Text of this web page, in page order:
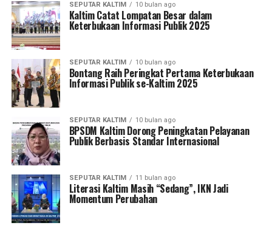
SEPUTAR KALTIM 10 bulan ago
Kaltim Catat Lompatan Besar dalam
Keterbukaan Informasi Publik 2025
SEPUTAR KALTIM 10 bulan ago
Bontang Raih Peringkat Pertama Keterbukaan
Informasi Publik se-Kaltim 2025
SEPUTAR KALTIM 10 bulan ago
BPSDM Kaltim Dorong Peningkatan Pelayanan
Publik Berbasis Standar Internasional
SEPUTAR KALTIM 11 bulan ago
Literasi Kaltim Masih “Sedang”, IKN Jadi
Momentum Perubahan